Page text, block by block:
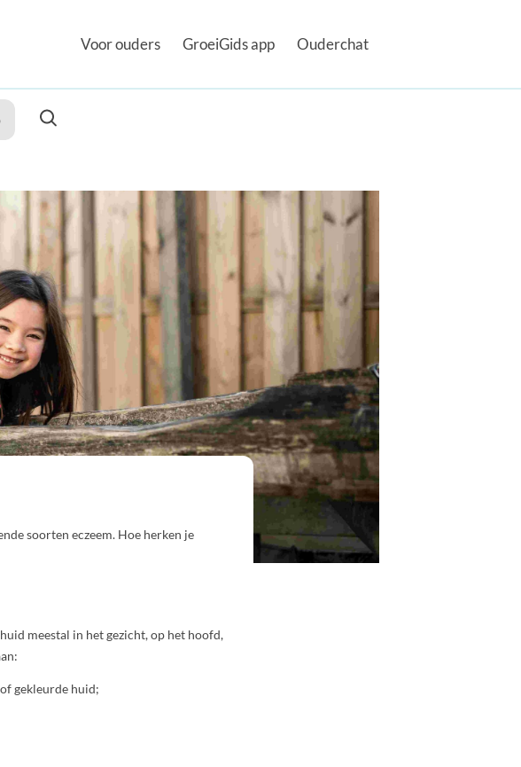
Voor ouders GroeiGids app Ouderchat
soorten eczeem. Hoe herken je
meestal in het gezicht, op het hoofd,
gekleurde huid;